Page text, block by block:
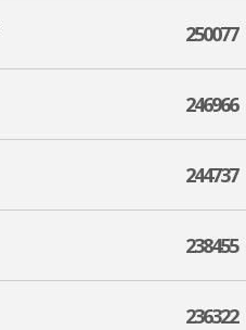
250077
246966
244737
238455
236322